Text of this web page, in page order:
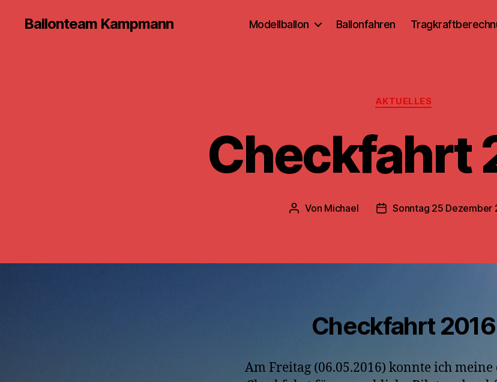
Ballonteam Kampmann Modellballon Ballonfahren
Kategorien
AKTUELLES
Checkfahrt
Beitragsautor
Von Michael Beitragsdatum
Sonntag 25 Dezember
Checkfahrt 2016
Am Freitag (06.05.2016) konnte ich